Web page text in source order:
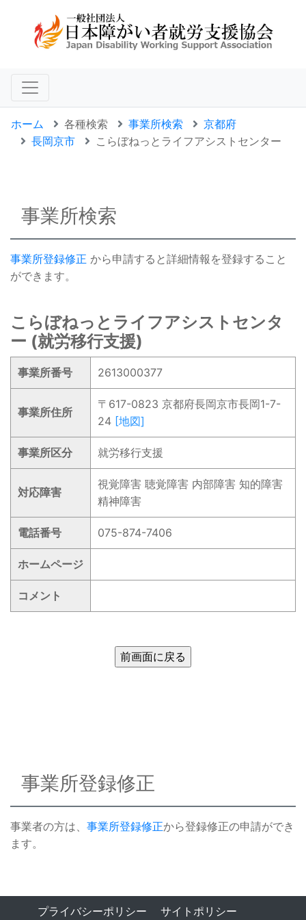
ホーム 各種検索 事業所検索
京都府
長岡京市
こらぼねっとライフアシストセンター
事業所検索
事業所登録修正 から申請すると詳細情報を登録すること
ができます。
こらぼねっとライフアシストセンタ
ー (就労移行支援)
事業所番号 2613000377
事業所住所
〒617-0823 京都府長岡京市長岡1-7-
24 [地図]
事業所区分 就労移行支援
対応障害
視覚障害 聴覚障害 内部障害 知的障害
精神障害
電話番号 075-874-7406
ホームページ
コメント
事業所登録修正
事業者の方は、 事業所登録修正から登録修正の申請ができ
ます。
プライバシーポリシー サイトポリシー